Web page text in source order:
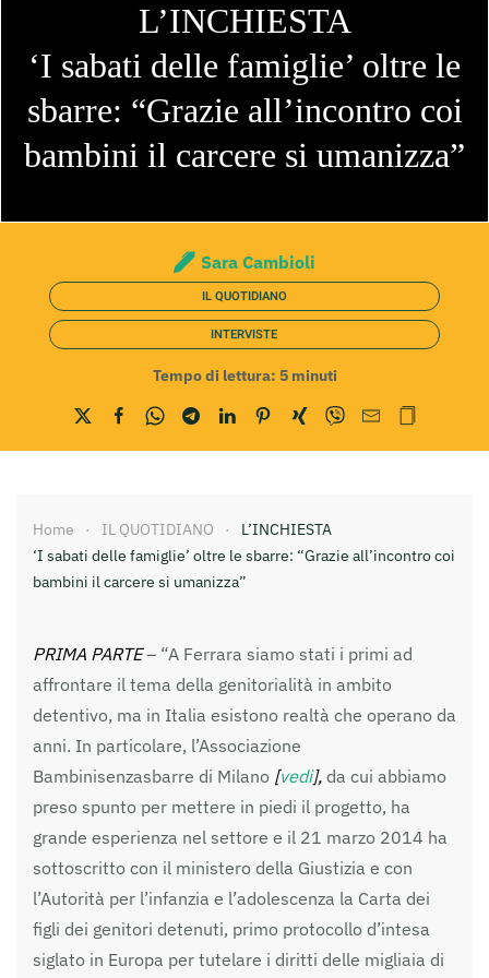
L’INCHIESTA
‘I sabati delle famiglie’ oltre le
sbarre: “Grazie all’incontro coi
bambini il carcere si umanizza”
Sara Cambioli
IL QUOTIDIANO
INTERVISTE
Tempo di lettura: 5 minuti
Home IL QUOTIDIANO
L’INCHIESTA
‘I sabati delle famiglie’ oltre le sbarre: “Grazie all’incontro coi
bambini il carcere si umanizza”
PRIMA PARTE– “A Ferrara siamo stati i primi ad
affrontare il tema della genitorialità in ambito
detentivo, ma in Italia esistono realtà che operano da
anni. In particolare, l’Associazione
Bambinisenzasbarre di Milano [vedi], da cui abbiamo
preso spunto per mettere in piedi il progetto, ha
grande esperienza nel settore e il 21 marzo 2014 ha
sottoscritto con il ministero della Giustizia e con
l’Autorità per l’infanzia e l’adolescenza la Carta dei
figli dei genitori detenuti, primo protocollo d’intesa
siglato in Europa per tutelare i diritti delle migliaia di